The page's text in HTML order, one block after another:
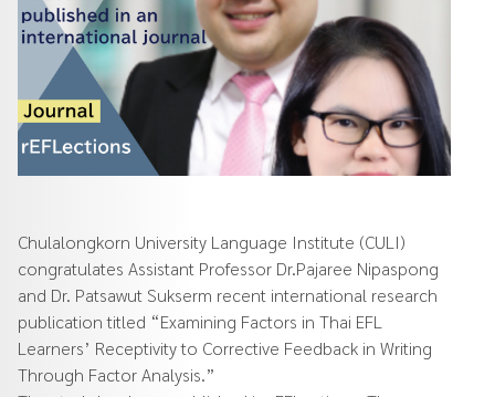
Chulalongkorn University Language Institute (CULI)
congratulates Assistant Professor Dr.Pajaree Nipaspong
and Dr. Patsawut Sukserm recent international research
publication titled “Examining Factors in Thai EFL
Learners’ Receptivity to Corrective Feedback in Writing
Through Factor Analysis.”